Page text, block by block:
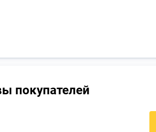
покупателей